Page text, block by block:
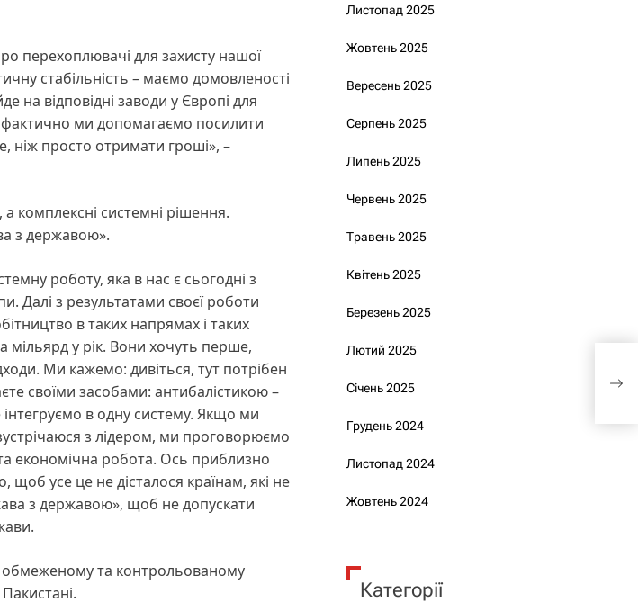
перехоплювачі для захисту нашої
стабільність – маємо домовленості
на відповідні заводи у Європі для
ми допомагаємо посилити
ніж просто отримати гроші», –
комплексні системні рішення.
з державою».
роботу, яка в нас є сьогодні з
Далі з результатами своєї роботи
в таких напрямах і таких
мільярд у рік. Вони хочуть перше,
Ми кажемо: дивіться, тут потрібен
своїми засобами: антибалістикою –
в одну систему. Якщо ми
з лідером, ми проговорюємо
та економічна робота. Ось приблизно
усе це не дісталося країнам, які не
з державою», щоб не допускати
обмеженому та контрольованому
Листопад 2025
Жовтень 2025
Вересень 2025
Серпень 2025
Липень 2025
Червень 2025
Травень 2025
Квітень 2025
Березень 2025
Лютий 2025
Січень 2025
Грудень 2024
Листопад 2024
Жовтень 2024
Категорії